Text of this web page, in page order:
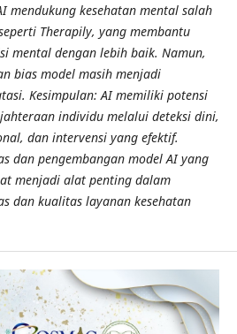
mendukung kesehatan mental salah
Therapily, yang membantu
mental dengan lebih baik. Namun,
bias model masih menjadi
Kesimpulan: AI memiliki potensi
individu melalui deteksi dini,
dan intervensi yang efektif.
dan pengembangan model AI yang
menjadi alat penting dalam
dan kualitas layanan kesehatan